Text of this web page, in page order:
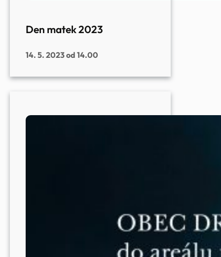
Den matek 2023
14. 5. 2023 od 14.00